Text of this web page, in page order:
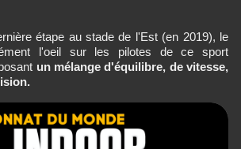
étape au stade de l'Est (en 2019), le
l'oeil sur les pilotes de ce sport
un mélange d'équilibre, de vitesse,